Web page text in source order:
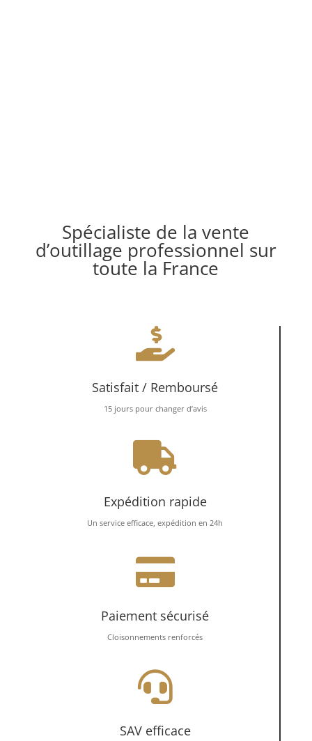
Spécialiste de la vente
d’outillage professionnel sur
toute la France

Satisfait / Remboursé
15 jours pour changer d’avis

Expédition rapide
Un service efficace, expédition en 24h

Paiement sécurisé
Cloisonnements renforcés

SAV efficace